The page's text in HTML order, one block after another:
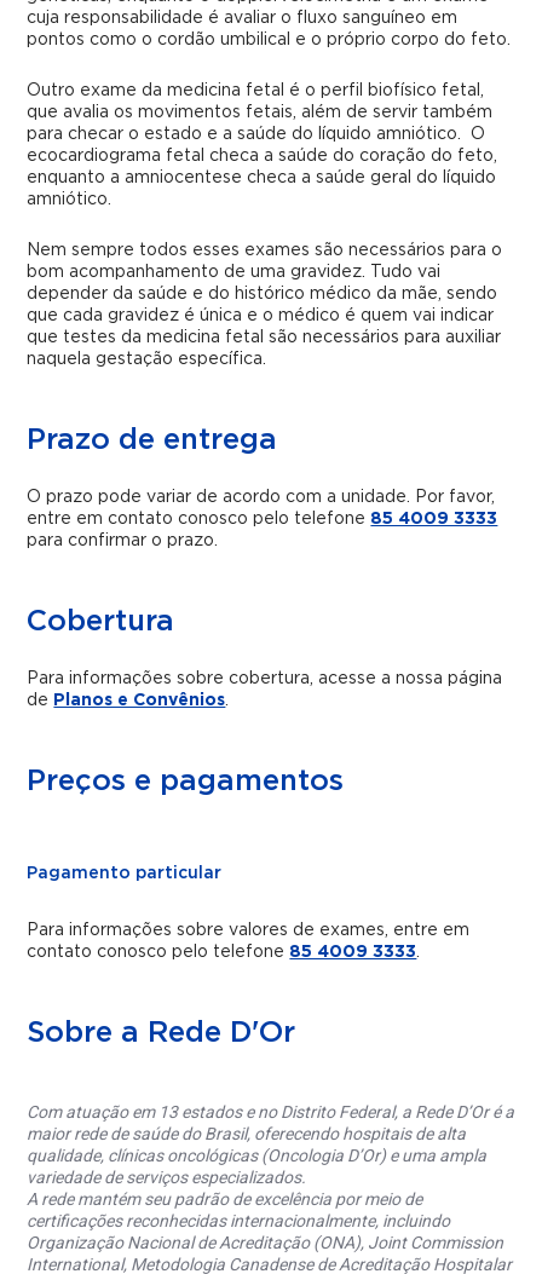
cuja responsabilidade é avaliar o fluxo sanguíneo em
pontos como o cordão umbilical e o próprio corpo do feto.
Outro exame da medicina fetal é o perfil biofísico fetal,
que avalia os movimentos fetais, além de servir também
para checar o estado e a saúde do líquido amniótico. O
ecocardiograma fetal checa a saúde do coração do feto,
enquanto a amniocentese checa a saúde geral do líquido
amniótico.
Nem sempre todos esses exames são necessários para o
bom acompanhamento de uma gravidez. Tudo vai
depender da saúde e do histórico médico da mãe, sendo
que cada gravidez é única e o médico é quem vai indicar
que testes da medicina fetal são necessários para auxiliar
naquela gestação específica.
Prazo de entrega
O prazo pode variar de acordo com a unidade. Por favor,
entre em contato conosco pelo telefone 85 4009 3333
para confirmar o prazo.
Cobertura
Para informações sobre cobertura, acesse a nossa página
de Planos e Convênios.
Preços e pagamentos
Pagamento particular
Para informações sobre valores de exames, entre em
contato conosco pelo telefone 85 4009 3333.
Sobre a Rede D'Or
Com atuação em 13 estados e no Distrito Federal, a Rede D’Or é a
maior rede de saúde do Brasil, oferecendo hospitais de alta
qualidade, clínicas oncológicas (Oncologia D’Or) e uma ampla
variedade de serviços especializados.
A rede mantém seu padrão de excelência por meio de
certificações reconhecidas internacionalmente, incluindo
Organização Nacional de Acreditação (ONA), Joint Commission
International, Metodologia Canadense de Acreditação Hospitalar